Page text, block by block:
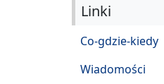
Linki
Co-gdzie-kiedy
Wiadomości